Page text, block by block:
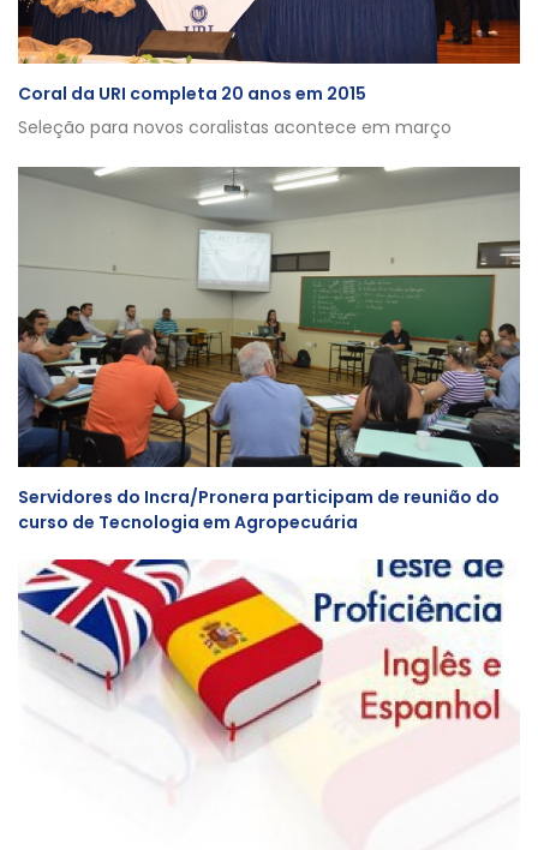
Coral da URI completa 20 anos em 2015
Seleção para novos coralistas acontece em março
Servidores do Incra/Pronera participam de reunião do
curso de Tecnologia em Agropecuária